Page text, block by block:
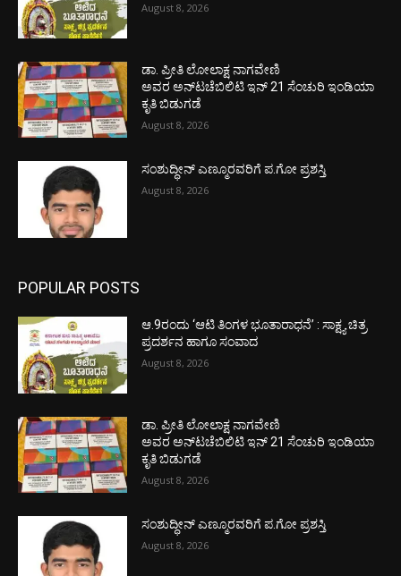
August 8, 2026
ಡಾ. ಪ್ರೀತಿ ಲೋಲಾಕ್ಷ ನಾಗವೇಣಿ
ಅವರ ಅನ್‌ಟಚೆಬಿಲಿಟಿ ಇನ್ 21 ಸೆಂಚುರಿ ಇಂಡಿಯಾ
ಕೃತಿ ಬಿಡುಗಡೆ
August 8, 2026
ಸಂಶುದ್ಧೀನ್ ಎಣ್ಮೂರವರಿಗೆ ಪ.ಗೋ ಪ್ರಶಸ್ತಿ
August 8, 2026
POPULAR POSTS
ಆ.9ರಂದು ‘ಆಟಿ ತಿಂಗಳ ಭೂತಾರಾಧನೆ’ : ಸಾಕ್ಷ್ಯ ಚಿತ್ರ
ಪ್ರದರ್ಶನ ಹಾಗೂ ಸಂವಾದ
August 8, 2026
ಡಾ. ಪ್ರೀತಿ ಲೋಲಾಕ್ಷ ನಾಗವೇಣಿ
ಅವರ ಅನ್‌ಟಚೆಬಿಲಿಟಿ ಇನ್ 21 ಸೆಂಚುರಿ ಇಂಡಿಯಾ
ಕೃತಿ ಬಿಡುಗಡೆ
August 8, 2026
ಸಂಶುದ್ಧೀನ್ ಎಣ್ಮೂರವರಿಗೆ ಪ.ಗೋ ಪ್ರಶಸ್ತಿ
August 8, 2026